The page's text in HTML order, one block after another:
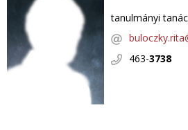
tanulmányi
463-3738